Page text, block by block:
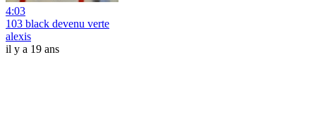
4:03
103 black devenu verte
alexis
il y a 19 ans